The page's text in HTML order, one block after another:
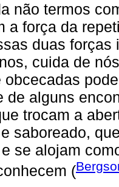
não termos
a força da
duas forças
cuida de
obcecadas
de alguns
trocam a
saboreado,
se alojam
(